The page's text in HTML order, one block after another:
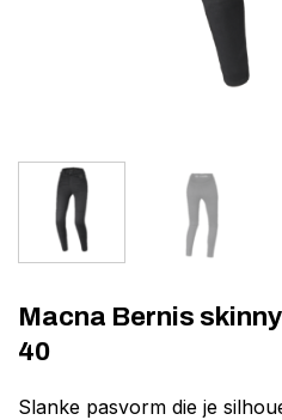
Macna Bernis
40
Slanke pasvorm die je